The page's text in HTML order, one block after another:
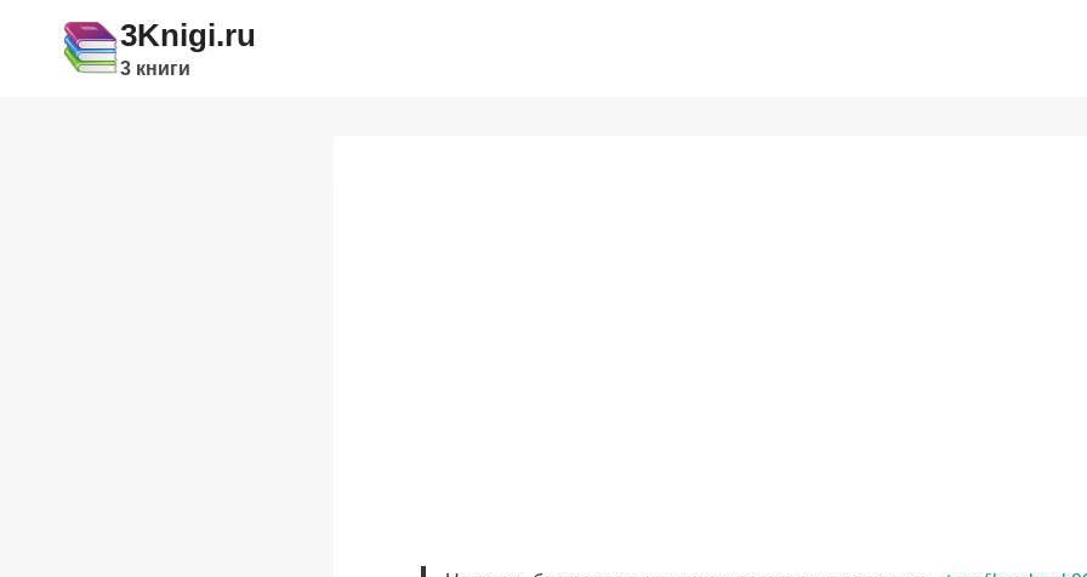
содержимому
3Knigi.ru
3 книги